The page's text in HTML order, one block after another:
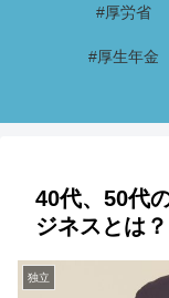
#厚労省
#厚生年金
40代、50代
ジネスとは？
独立